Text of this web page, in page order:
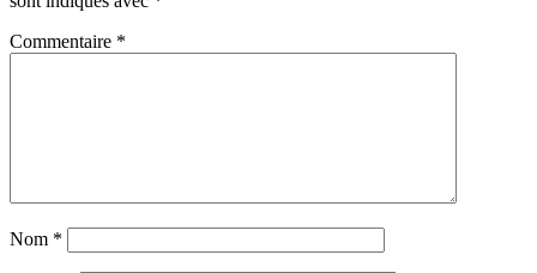
Commentaire *
Nom *